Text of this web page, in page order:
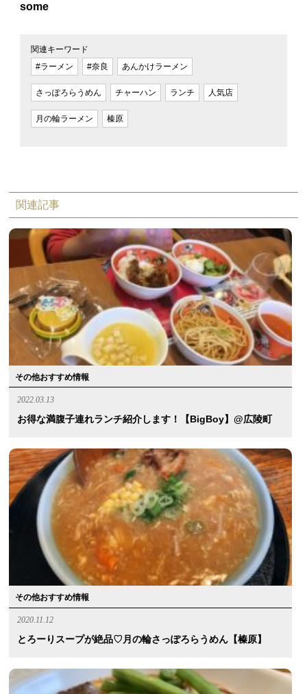
some
関連キーワード
#ラーメン
#奈良 あんかけラーメン
さっぽろらうめん チャーハン ランチ 人気店
月の輪ラーメン 榛原
関連記事
その他おすすめ情報
2022.03.13
お得な満腹子連れランチ紹介します！【BigBoy】@広陵町
その他おすすめ情報
2020.11.12
とろーりスープが絶品♡月の輪さっぽろらうめん【榛原】